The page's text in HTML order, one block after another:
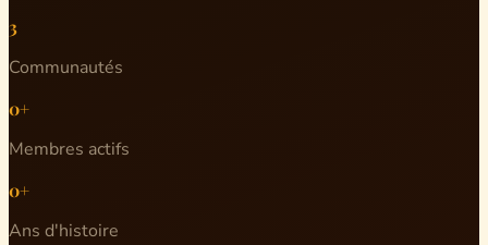
3
Communautés
0+
Membres actifs
0+
Ans d'histoire